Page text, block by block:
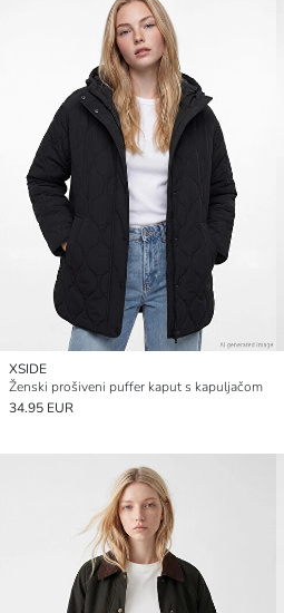
XSIDE
Ženski prošiveni puffer kaput s kapuljačom
34.95 EUR